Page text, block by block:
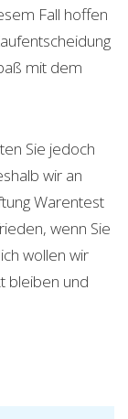
Fall hoffen
mit dem
Sie jedoch
wir an
Warentest
wenn Sie
wollen wir
bleiben und